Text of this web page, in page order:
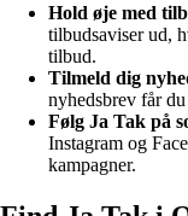
Hold øje med
tilbudsaviser ud,
tilbud.
Tilmeld dig
nyhedsbrev får
Følg Ja Tak på
Instagram og
kampagner.